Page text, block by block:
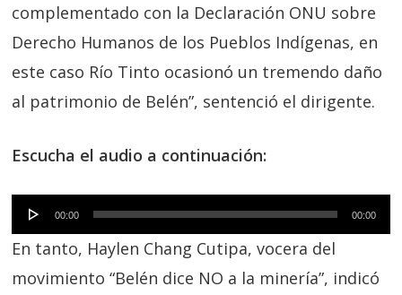
complementado con la Declaración ONU sobre
Derecho Humanos de los Pueblos Indígenas, en
este caso Río Tinto ocasionó un tremendo daño
al patrimonio de Belén”, sentenció el dirigente.
Escucha el audio a continuación:
Reproductor
de
audio
00:00 00:00
En tanto, Haylen Chang Cutipa, vocera del
movimiento “Belén dice NO a la minería”, indicó